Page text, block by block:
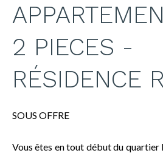
2 PIECES -
RÉSIDENCE
SOUS OFFRE
Vous êtes en tout début du